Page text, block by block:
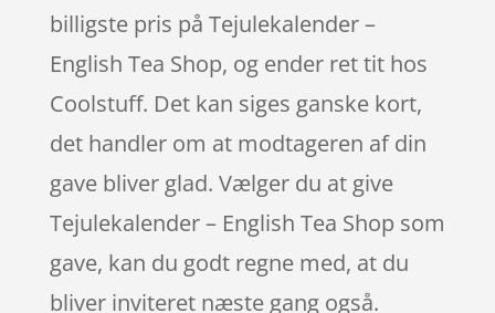
billigste pris på Tejulekalender –
English Tea Shop, og ender ret tit hos
Coolstuff. Det kan siges ganske kort,
det handler om at modtageren af din
gave bliver glad. Vælger du at give
Tejulekalender – English Tea Shop som
gave, kan du godt regne med, at du
bliver inviteret næste gang også.